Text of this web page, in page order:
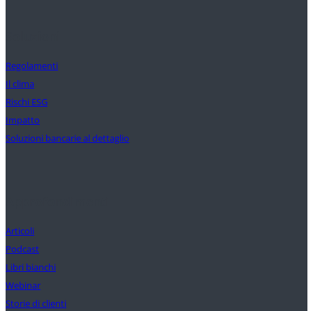
Regolamenti
Il clima
Rischi ESG
Impatto
Soluzioni bancarie al dettaglio
Articoli
Podcast
Libri bianchi
Webinar
Storie di clienti